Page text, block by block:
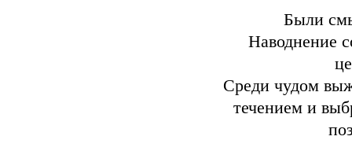
Были
Наводнение
Среди чудом
течением и